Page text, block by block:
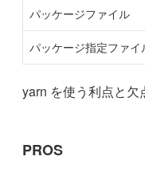
パッケージファイル
パッケージ指定ファイ
yarn を使う利点と欠
PROS